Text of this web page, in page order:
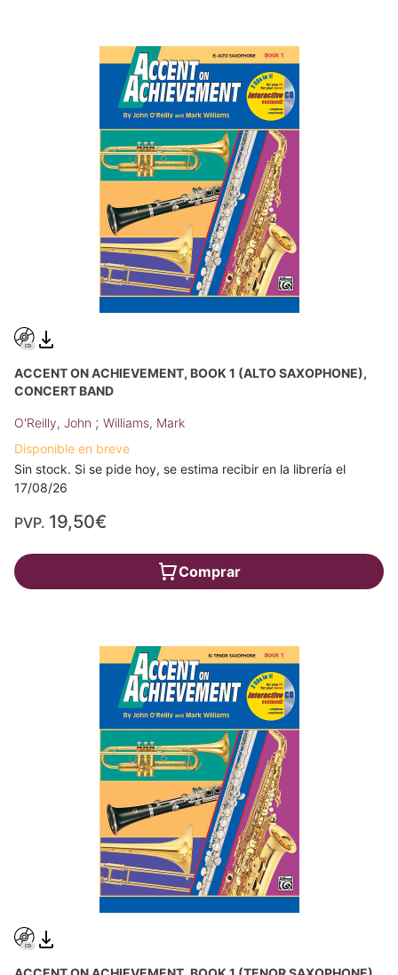
ACCENT ON ACHIEVEMENT, BOOK 1 (ALTO SAXOPHONE),
CONCERT BAND
O'Reilly, John ; Williams, Mark
Disponible en breve
Sin stock. Si se pide hoy, se estima recibir en la librería el
17/08/26
PVP. 19,50€
Comprar